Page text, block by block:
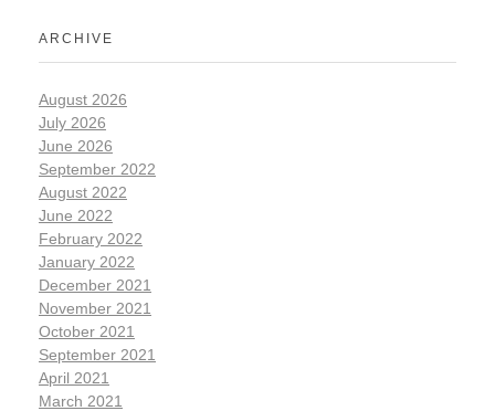
ARCHIVE
August 2026
July 2026
June 2026
September 2022
August 2022
June 2022
February 2022
January 2022
December 2021
November 2021
October 2021
September 2021
April 2021
March 2021